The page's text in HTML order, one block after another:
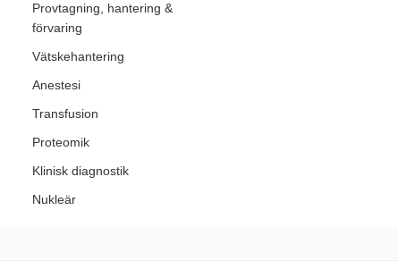
Provtagning, hantering &
förvaring
Vätskehantering
Anestesi
Transfusion
Proteomik
Klinisk diagnostik
Nukleär